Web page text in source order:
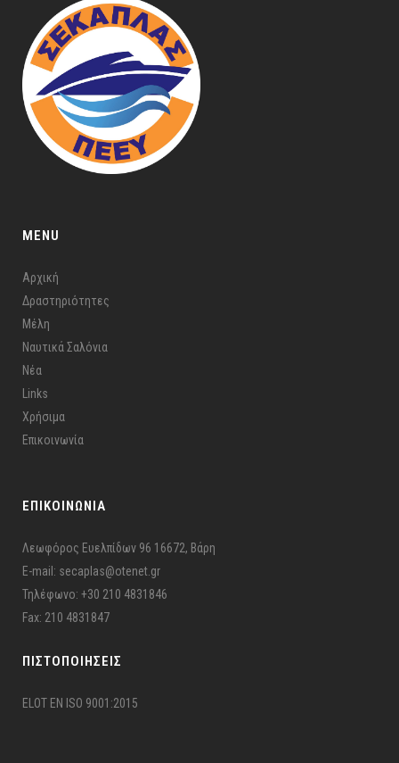
MENU
Αρχική
Δραστηριότητες
Μέλη
Ναυτικά Σαλόνια
Νέα
Links
Χρήσιμα
Επικοινωνία
ΕΠΙΚΟΙΝΩΝΙΑ
Λεωφόρος Ευελπίδων 96 16672, Βάρη
E-mail: secaplas@otenet.gr
Τηλέφωνο: +30 210 4831846
Fax: 210 4831847
ΠΙΣΤΟΠΟΙΉΣΕΙΣ
ELOT EN ISO 9001:2015